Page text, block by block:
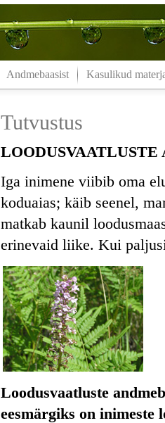
Andmebaasist Kasulikud
Tutvustus
LOODUSVAATLUSTE
Iga inimene viibib oma
koduaias; käib seenel,
matkab kaunil
erinevaid liike. Kui
Loodusvaatluste
eesmärgiks on inimeste